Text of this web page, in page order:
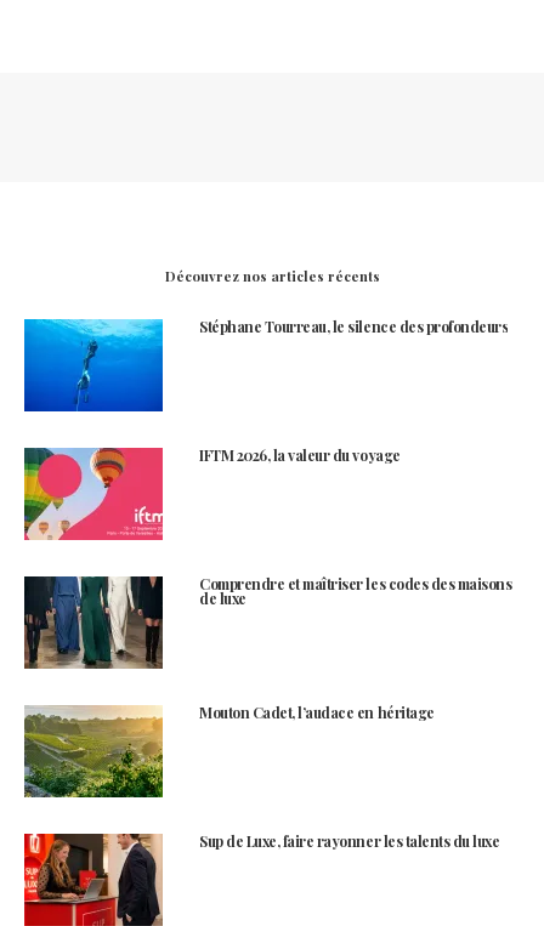
Découvrez nos articles récents
Stéphane Tourreau, le silence des profondeurs
IFTM 2026, la valeur du voyage
Comprendre et maîtriser les codes des maisons
de luxe
Mouton Cadet, l’audace en héritage
Sup de Luxe, faire rayonner les talents du luxe